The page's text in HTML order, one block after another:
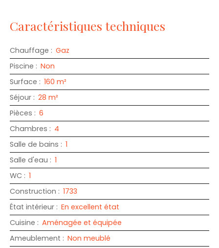
Caractéristiques techniques
Chauffage : Gaz
Piscine : Non
Surface : 160 m²
Séjour : 28 m²
Pièces : 6
Chambres : 4
Salle de bains : 1
Salle d'eau : 1
WC : 1
Construction : 1733
État intérieur : En excellent état
Cuisine : Aménagée et équipée
Ameublement : Non meublé